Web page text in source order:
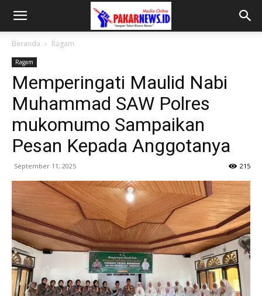
Beranda Ragam
Ragam
Memperingati Maulid Nabi
Muhammad SAW Polres
mukomumo Sampaikan
Pesan Kepada Anggotanya
September 11, 2025 215